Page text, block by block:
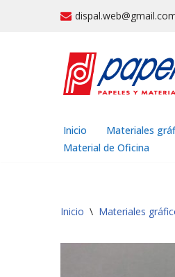
Inicio Materiales
Material de Oficina
Inicio \ Materiales